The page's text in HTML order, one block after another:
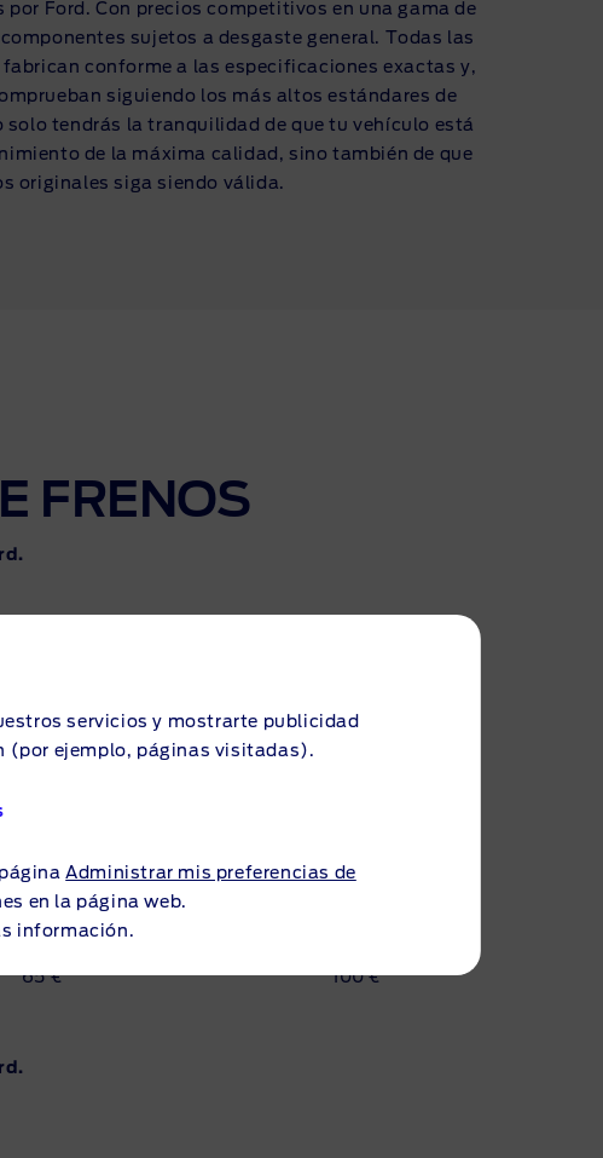
servicios y mostrarte publicidad
(por ejemplo, páginas visitadas).
páginaAdministrar mis preferencias de
en la página web.
información.
Ford. Con precios competitivos en una gama de
sujetos a desgaste general. Todas las
conforme a las especificaciones exactas y,
siguiendo los más altos estándares de
solo tendrás la tranquilidad de que tu vehículo está
de la máxima calidad, sino también de que
originales siga siendo válida.
FRENOS
Focus, C-Max,
Edge, Mustang,
160 € -
65 € 100 €